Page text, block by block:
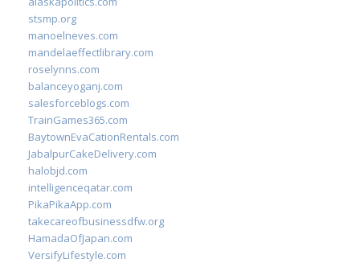
stsmp.org
manoelneves.com
mandelaeffectlibrary.com
roselynns.com
balanceyoganj.com
salesforceblogs.com
TrainGames365.com
BaytownEvaCationRentals.com
JabalpurCakeDelivery.com
halobjd.com
intelligenceqatar.com
PikaPikaApp.com
takecareofbusinessdfw.org
HamadaOfJapan.com
VersifyLifestyle.com